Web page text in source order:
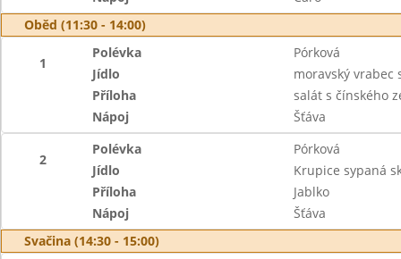
Oběd (11:30 - 14:00)
1
Polévka
Pórková
Jídlo
moravský vrabec
Příloha
salát s čínského
Nápoj
Šťáva
2
Polévka
Pórková
Jídlo
Krupice sypaná
Příloha
Jablko
Nápoj
Šťáva
Svačina (14:30 - 15:00)